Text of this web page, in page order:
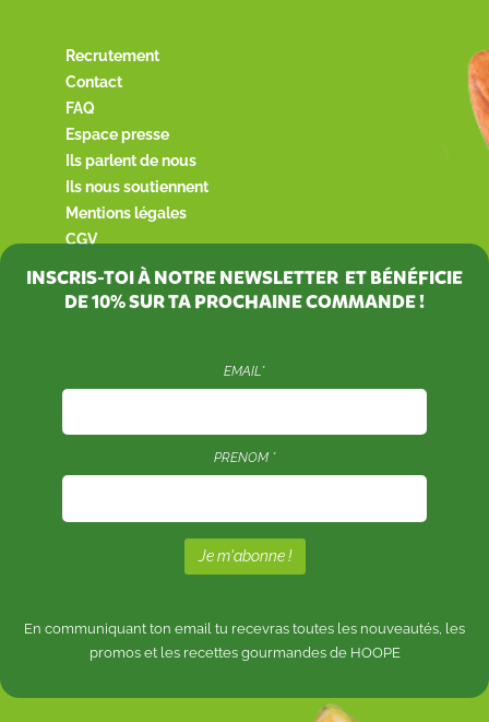
Recrutement
Contact
FAQ
Espace presse
Ils parlent de nous
Ils nous soutiennent
Mentions légales
CGV
INSCRIS-TOI À NOTRE NEWSLETTER ET BÉNÉFICIE
DE10%SUR TA PROCHAINE COMMANDE !
EMAIL*
PRENOM *
En communiquant ton email tu recevras toutes les nouveautés, les
promos et les recettes gourmandes de HOOPE